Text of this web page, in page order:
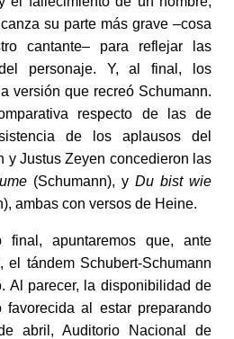
su parte más grave –cosa
cantante– para reflejar las
personaje. Y, al final, los
versión que recreó Schumann.
respecto de las de
de los aplausos del
y Justus Zeyen concedieron las
(Schumann), y Du bist wie
ambas con versos de Heine.
apuntaremos que, ante
el tándem Schubert-Schumann
Al parecer, la disponibilidad de
favorecida al estar preparando
abril, Auditorio Nacional de